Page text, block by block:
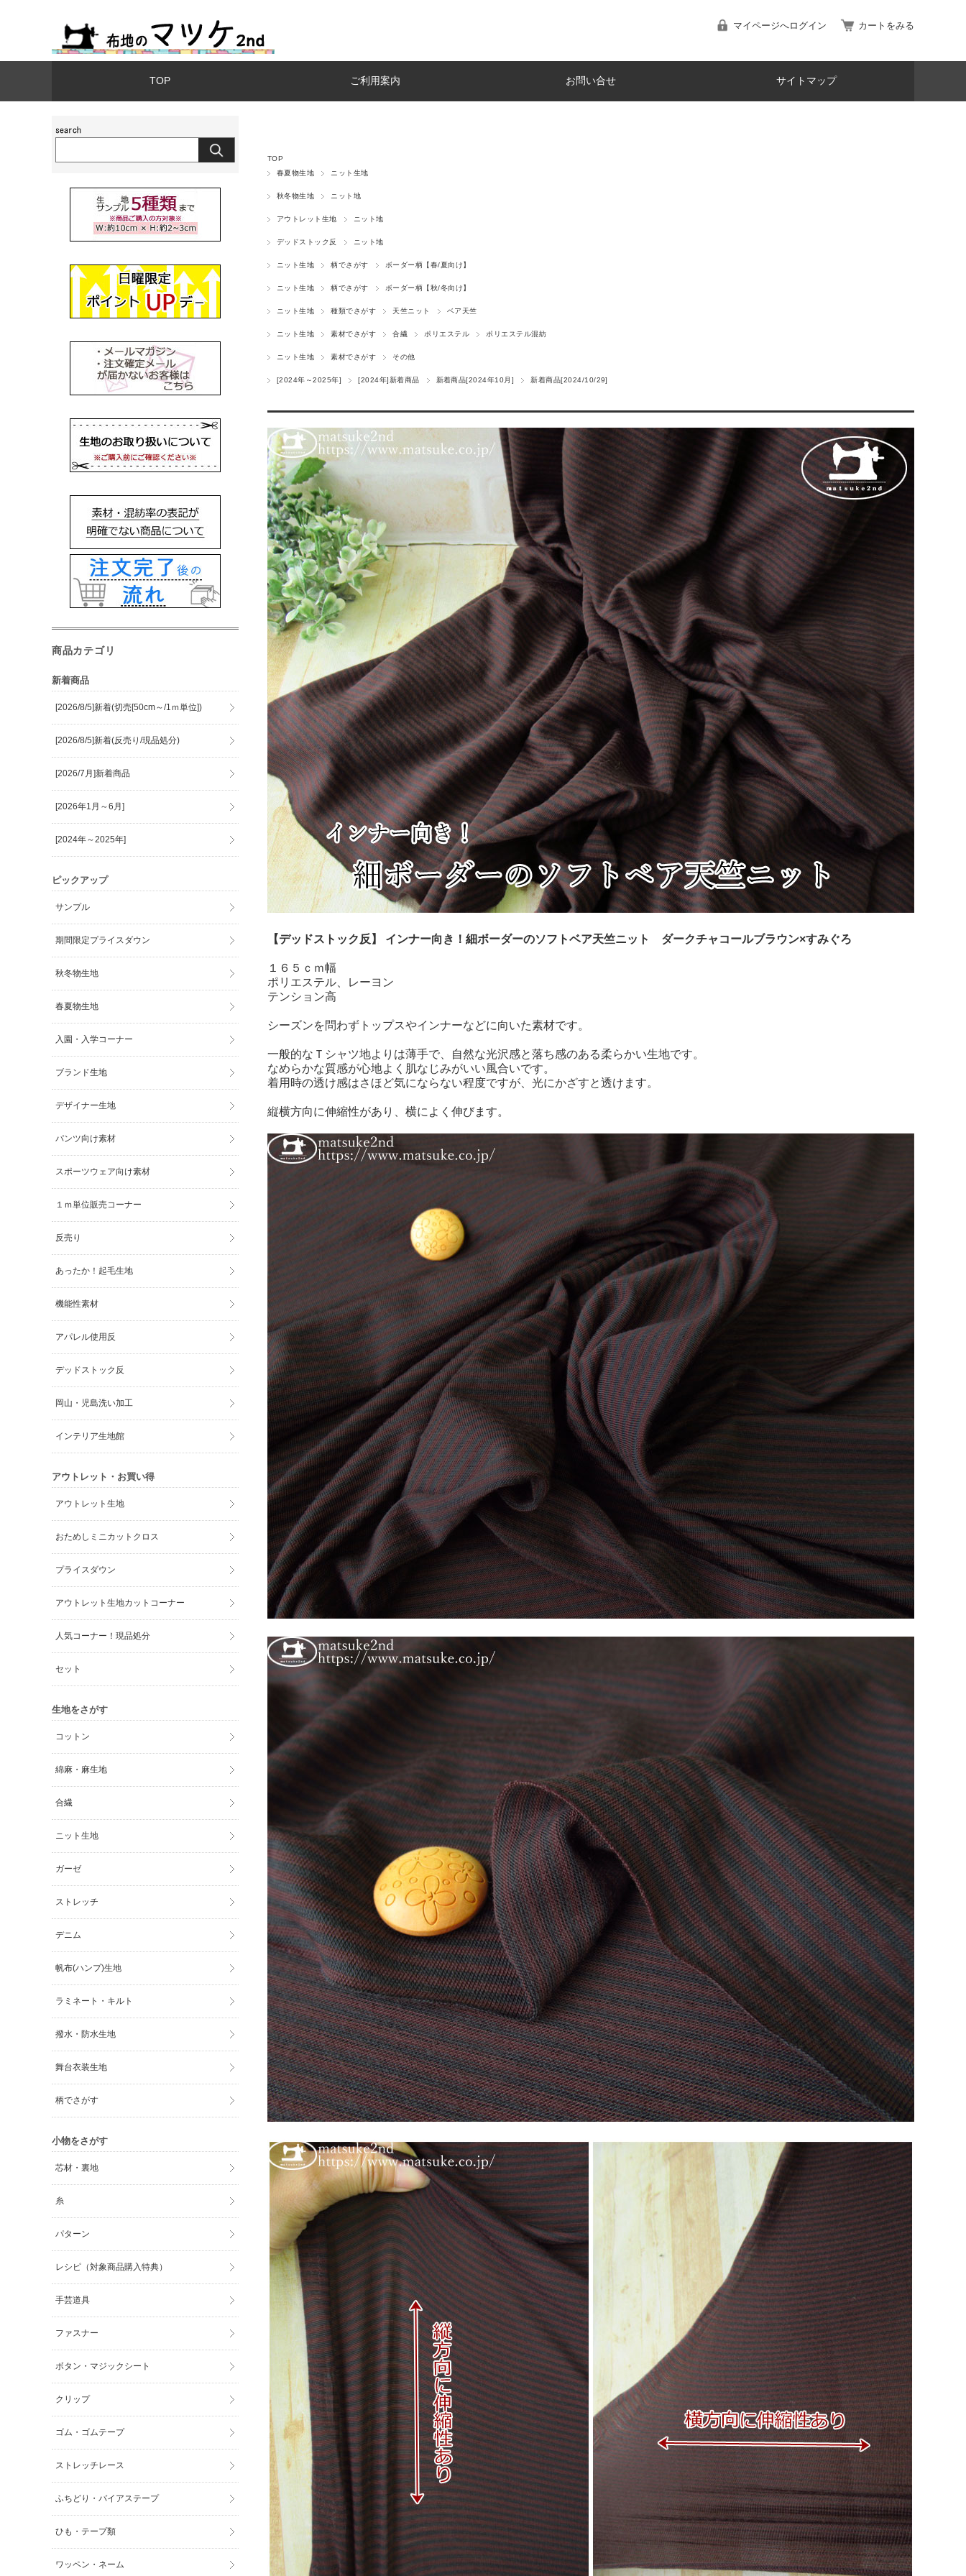
マイページへログイン カートをみる
TOP ご利用案内 お問い合せ サイトマップ
TOP
春夏物生地
ニット生地
秋冬物生地 ニット地
アウトレット生地 ニット地
デッドストック反 ニット地
ニット生地 柄でさがす ボーダー柄【春/夏向け】
ニット生地 柄でさがす ボーダー柄【秋/冬向け】
ニット生地 種類でさがす 天竺ニット ベア天竺
ニット生地 素材でさがす 合繊 ポリエステル ポリエステル混紡
ニット生地 素材でさがす その他
[2024年～2025年] [2024年]新着商品 新着商品[2024年10月] 新着商品[2024/10/29]
【デッドストック反】 インナー向き！細ボーダーのソフトベア天竺ニット ダークチャコールブラウン×すみぐろ
１６５ｃｍ幅
ポリエステル、レーヨン
テンション高
シーズンを問わずトップスやインナーなどに向いた素材です。
一般的なＴシャツ地よりは薄手で、自然な光沢感と落ち感のある柔らかい生地です。
なめらかな質感が心地よく肌なじみがいい風合いです。
着用時の透け感はさほど気にならない程度ですが、光にかざすと透けます。
縦横方向に伸縮性があり、横によく伸びます。
商品カテゴリ
新着商品
[2026/8/5]新着(切売[50cm～/1ｍ単位])
[2026/8/5]新着(反売り/現品処分)
[2026/7月]新着商品
[2026年1月～6月]
[2024年～2025年]
ピックアップ
サンプル
期間限定プライスダウン
秋冬物生地
春夏物生地
入園・入学コーナー
ブランド生地
デザイナー生地
パンツ向け素材
スポーツウェア向け素材
１ｍ単位販売コーナー
反売り
あったか！起毛生地
機能性素材
アパレル使用反
デッドストック反
岡山・児島洗い加工
インテリア生地館
アウトレット・お買い得
アウトレット生地
おためしミニカットクロス
プライスダウン
アウトレット生地カットコーナー
人気コーナー！現品処分
セット
生地をさがす
コットン
綿麻・麻生地
合繊
ニット生地
ガーゼ
ストレッチ
デニム
帆布(ハンプ)生地
ラミネート・キルト
撥水・防水生地
舞台衣装生地
柄でさがす
小物をさがす
芯材・裏地
糸
パターン
レシピ（対象商品購入特典）
手芸道具
ファスナー
ボタン・マジックシート
クリップ
ゴム・ゴムテープ
ストレッチレース
ふちどり・バイアステープ
ひも・テープ類
ワッペン・ネーム